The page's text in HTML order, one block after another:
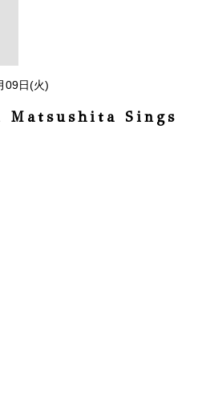
09日(火)
Matsushita Sings